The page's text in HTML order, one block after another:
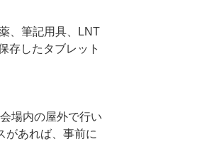
、筆記用具、LNT
存したタブレット
場内の屋外で行い
があれば、事前に